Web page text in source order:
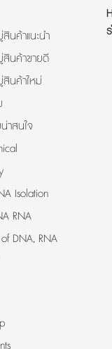
นค้าแนะนำ
นค้าขายดี
นค้าใหม่
าสนใจ
Isolation
RNA
DNA, RNA